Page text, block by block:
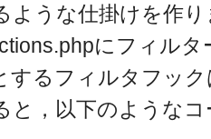
ような仕掛けを作
にフィル
するフィルタフッ
と，以下のような